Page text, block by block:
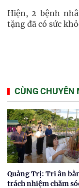
Hiện, 2 bệnh
tặng đã có sức
CÙNG CHUYÊN
Quảng Trị: Tri ân
trách nhiệm chăm